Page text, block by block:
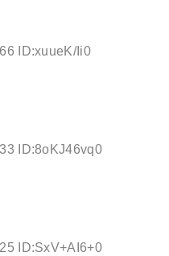
ID:xuueK/Ii0
ID:8oKJ46vq0
ID:SxV+AI6+0